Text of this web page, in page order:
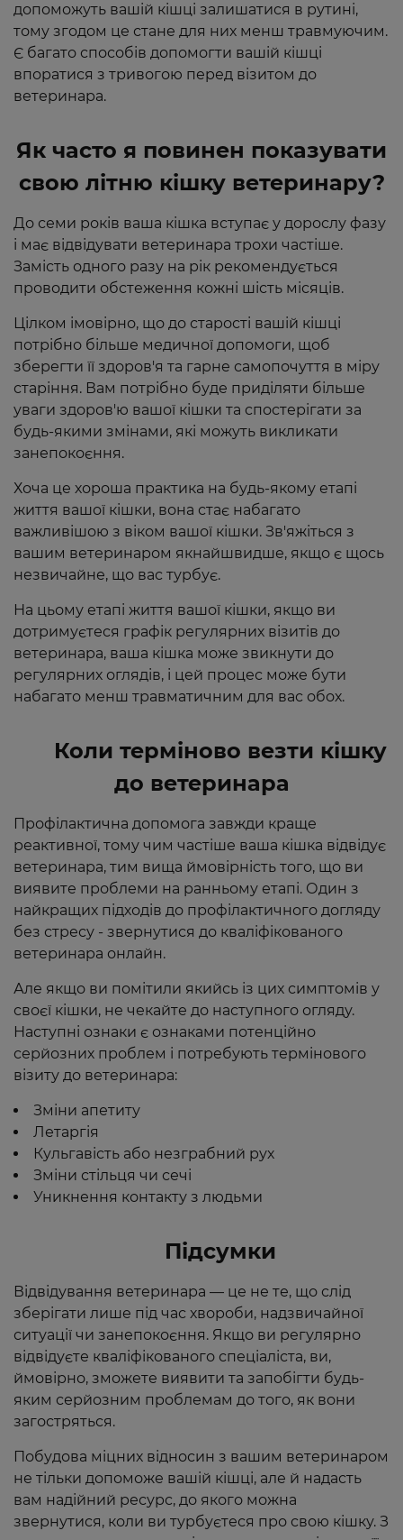
допоможуть вашій кішці залишатися в рутині,
тому згодом це стане для них менш травмуючим.
Є багато способів допомогти вашій кішці
впоратися з тривогою перед візитом до
ветеринара.
Як часто я повинен показувати
свою літню кішку ветеринару?
До семи років ваша кішка вступає у дорослу фазу
і має відвідувати ветеринара трохи частіше.
Замість одного разу на рік рекомендується
проводити обстеження кожні шість місяців.
Цілком імовірно, що до старості вашій кішці
потрібно більше медичної допомоги, щоб
зберегти її здоров'я та гарне самопочуття в міру
старіння. Вам потрібно буде приділяти більше
уваги здоров'ю вашої кішки та спостерігати за
будь-якими змінами, які можуть викликати
занепокоєння.
Хоча це хороша практика на будь-якому етапі
життя вашої кішки, вона стає набагато
важливішою з віком вашої кішки. Зв'яжіться з
вашим ветеринаром якнайшвидше, якщо є щось
незвичайне, що вас турбує.
На цьому етапі життя вашої кішки, якщо ви
дотримуєтеся графік регулярних візитів до
ветеринара, ваша кішка може звикнути до
регулярних оглядів, і цей процес може бути
набагато менш травматичним для вас обох.
Коли терміново везти кішку
до ветеринара
Профілактична допомога завжди краще
реактивної, тому чим частіше ваша кішка відвідує
ветеринара, тим вища ймовірність того, що ви
виявите проблеми на ранньому етапі. Один з
найкращих підходів до профілактичного догляду
без стресу - звернутися до кваліфікованого
ветеринара онлайн.
Але якщо ви помітили якийсь із цих симптомів у
своєї кішки, не чекайте до наступного огляду.
Наступні ознаки є ознаками потенційно
серйозних проблем і потребують термінового
візиту до ветеринара:
Зміни апетиту
Летаргія
Кульгавість або незграбний рух
Зміни стільця чи сечі
Уникнення контакту з людьми
Підсумки
Відвідування ветеринара — це не те, що слід
зберігати лише під час хвороби, надзвичайної
ситуації чи занепокоєння. Якщо ви регулярно
відвідуєте кваліфікованого спеціаліста, ви,
ймовірно, зможете виявити та запобігти будь-
яким серйозним проблемам до того, як вони
загостряться.
Побудова міцних відносин з вашим ветеринаром
не тільки допоможе вашій кішці, але й надасть
вам надійний ресурс, до якого можна
звернутися, коли ви турбуєтеся про свою кішку. З